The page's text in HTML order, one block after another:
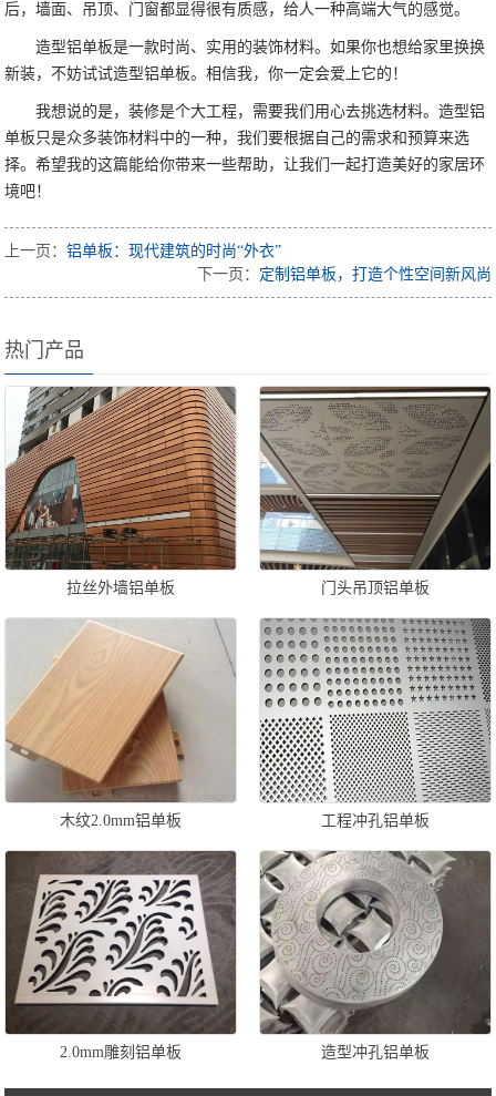
后，墙面、吊顶、门窗都显得很有质感，给人一种高端大气的感觉。
造型铝单板是一款时尚、实用的装饰材料。如果你也想给家里换换
新装，不妨试试造型铝单板。相信我，你一定会爱上它的！
我想说的是，装修是个大工程，需要我们用心去挑选材料。造型铝
单板只是众多装饰材料中的一种，我们要根据自己的需求和预算来选
择。希望我的这篇能给你带来一些帮助，让我们一起打造美好的家居环
境吧！
上一页：铝单板：现代建筑的时尚“外衣”
下一页： 定制铝单板，打造个性空间新风尚
热门产品
拉丝外墙铝单板 门头吊顶铝单板
木纹2.0mm铝单板 工程冲孔铝单板
2.0mm雕刻铝单板 造型冲孔铝单板